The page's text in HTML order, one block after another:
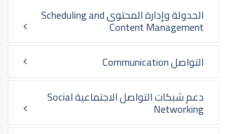
الجدولة وإدارة المحتوى Scheduling and
Content Management
التواصل Communication
دعم شبكات التواصل الاجتماعية Social
Networking